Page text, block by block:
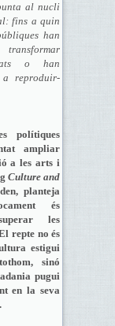
al nucli
fins a quin
han
o han
reproduir-
polítiques
ampliar
a les arts i
Culture and
planteja
és
les
repte no és
estigui
sinó
pugui
en la seva